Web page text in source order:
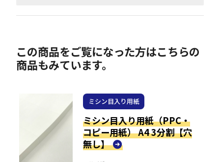
この商品をご覧になった方はこちらの
商品もみています。
ミシン目入り用紙
ミシン目入り用紙（PPC・
コピー用紙） A4 3分割【穴
無し】